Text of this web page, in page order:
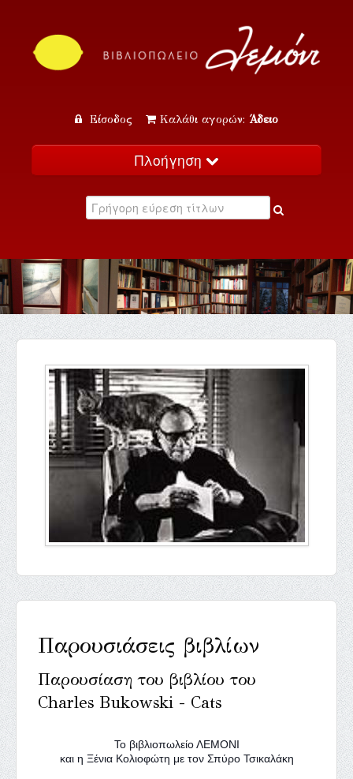
Είσοδος Καλάθι αγορών: Άδειο
Πλοήγηση
Κατάλογος
Εκδηλώσεις
Επικοινωνία
Παρουσιάσεις βιβλίων
Παρουσίαση του βιβλίου του
Charles Bukowski - Cats
Το βιβλιοπωλείο ΛΕΜΟΝΙ
και η Ξένια Κολιοφώτη με τον Σπύρο Τσικαλάκη